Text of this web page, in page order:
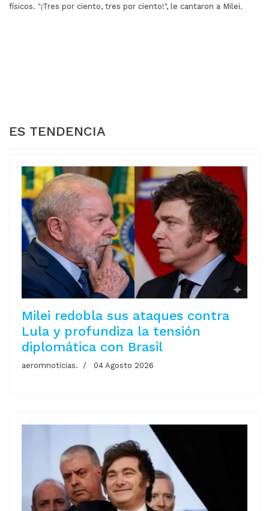
físicos. "¡Tres por ciento, tres por ciento!", le cantaron a Milei.
ES TENDENCIA
Milei redobla sus ataques contra
Lula y profundiza la tensión
diplomática con Brasil
aeromnoticias. 04 Agosto 2026